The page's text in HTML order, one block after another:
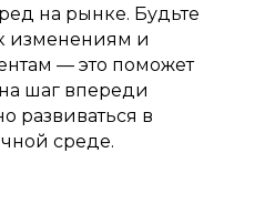
на рынке. Будьте
изменениям и
— это поможет
шаг впереди
развиваться в
среде.